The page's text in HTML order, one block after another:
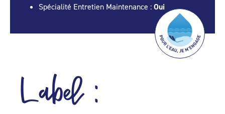
Spécialité Entretien Maintenance : Oui
Label :